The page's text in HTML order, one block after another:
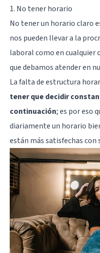
1. No tener horario
No tener un horario claro
nos pueden llevar a la
laboral como en
que debamos atender en
La falta de estructura
tener que decidir
continuación; es por eso
diariamente un horario
están más satisfechas con